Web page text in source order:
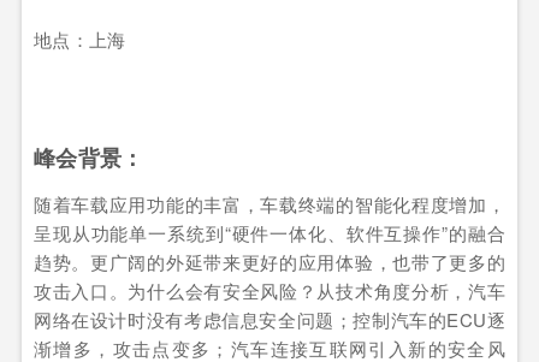
地点：上海
峰会背景：
随着车载应用功能的丰富，车载终端的智能化程度增加，
呈现从功能单一系统到“硬件一体化、软件互操作”的融合
趋势。更广阔的外延带来更好的应用体验，也带了更多的
攻击入口。为什么会有安全风险？从技术角度分析，汽车
网络在设计时没有考虑信息安全问题；控制汽车的ECU逐
渐增多，攻击点变多；汽车连接互联网引入新的安全风